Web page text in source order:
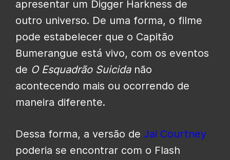
apresentar um Digger Harkness de
outro universo. De uma forma, o filme
pode estabelecer que o Capitão
Bumerangue está vivo, com os eventos
de O Esquadrão Suicidanão
acontecendo mais ou ocorrendo de
maneira diferente.
Dessa forma, a versão de Jai Courtney
poderia se encontrar com o Flash